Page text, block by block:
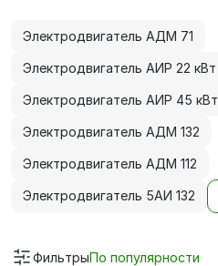
Электродвигатель АДМ 71
Электродвигатель АИР 22 кВт
Электродвигатель АИР 45 кВт
Электродвигатель АДМ 132
Электродвигатель АДМ 112
Электродвигатель 5АИ 132
ФильтрыПо популярности